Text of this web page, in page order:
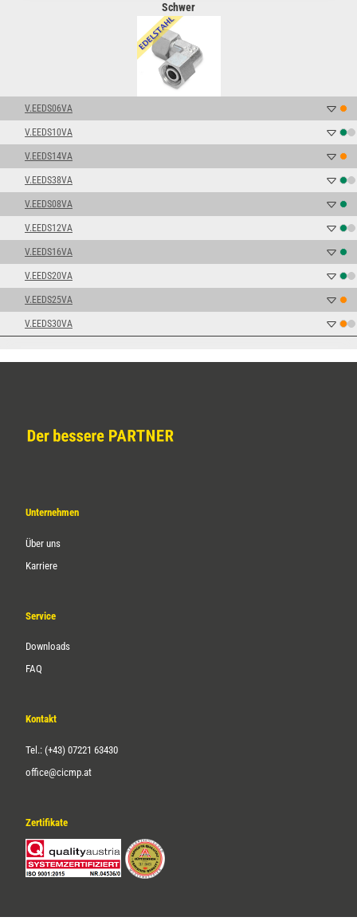
Schwer
V.EEDS06VA
V.EEDS10VA
V.EEDS14VA
V.EEDS38VA
V.EEDS08VA
V.EEDS12VA
V.EEDS16VA
V.EEDS20VA
V.EEDS25VA
V.EEDS30VA
Unternehmen
Über uns
Karriere
Service
Downloads
FAQ
Kontakt
Tel.: (+43) 07221 63430
office@cicmp.at
Zertifikate